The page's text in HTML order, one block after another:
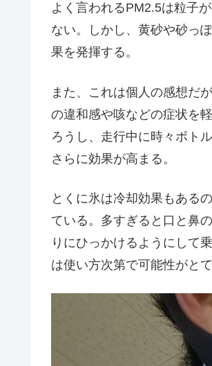
よく言われるPM2.5は粒子
ない。しかし、黄砂や砂っ
果を発揮する。
また、これは個人の感想だ
の違和感や咳などの症状を
ろうし、走行中に時々ボト
さらに効果が高まる。
とくに氷は冷却効果もある
ている。多すぎると口と鼻
りにひっかけるようにして
は使い方次第で可能性がと